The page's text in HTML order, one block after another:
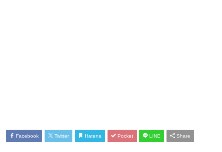
Facebook Twitter Hatena Pocket LINE Share